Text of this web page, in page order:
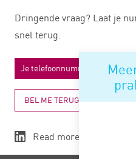
Dringende vraag? Laat je
snel terug.
BEL ME TERUG
Read more